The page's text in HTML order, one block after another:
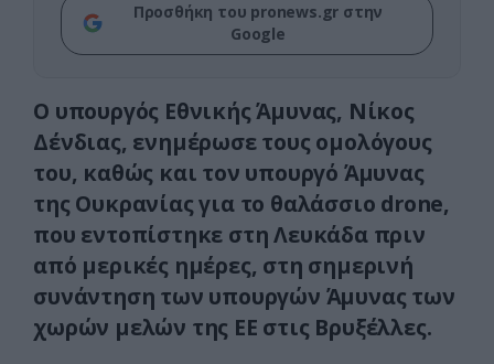
Προσθήκη του pronews.gr στην
Google
Ο υπουργός Εθνικής Άμυνας, Νίκος
Δένδιας, ενημέρωσε τους ομολόγους
του, καθώς και τον υπουργό Άμυνας
της Ουκρανίας για το θαλάσσιο drone,
που εντοπίστηκε στη Λευκάδα πριν
από μερικές ημέρες, στη σημερινή
συνάντηση των υπουργών Άμυνας των
χωρών μελών της ΕΕ στις Βρυξέλλες.